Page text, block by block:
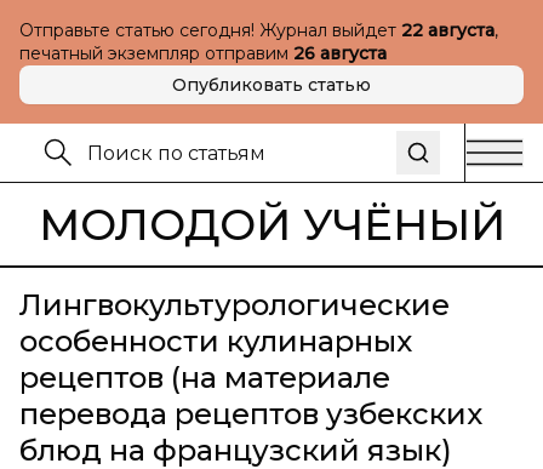
Отправьте статью сегодня! Журнал выйдет 22 августа,
печатный экземпляр отправим 26 августа
Опубликовать статью
МОЛОДОЙ УЧЁНЫЙ
Лингвокультурологические
особенности кулинарных
рецептов (на материале
перевода рецептов узбекских
блюд на французский язык)